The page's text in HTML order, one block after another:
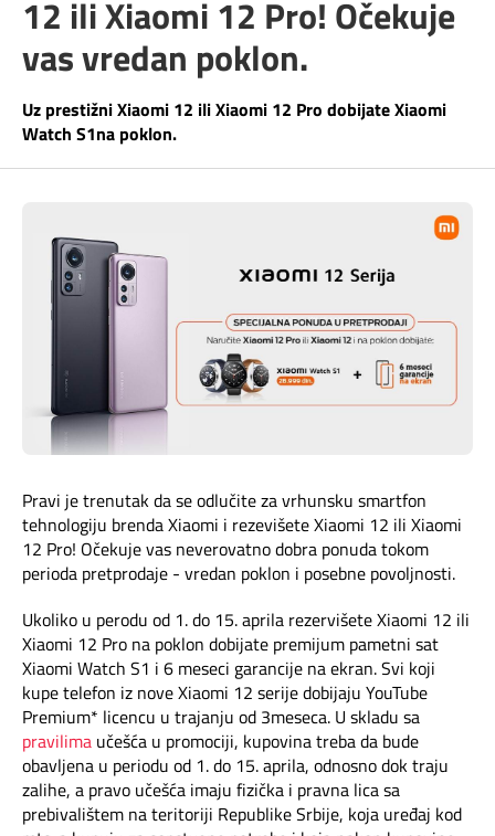
Pozivi ka inostranstvu
iris TV
Antena PLUS
Telefonski imenik
Samouslužni servisi
Dokumenta i uputstva
Kako do nas?
Rešavanje problema
Česta pitanja
Pokrivenost mreže
Mapa brzina
eRačun
Prilagođeno tebi
Putuj pametnije
12 ili Xiaomi 12 Pro! Očekuje
vas vredan poklon.
Uz prestižni Xiaomi 12 ili Xiaomi 12 Pro dobijate Xiaomi
Watch S1na poklon.
Pravi je trenutak da se odlučite za vrhunsku smartfon
tehnologiju brenda Xiaomi i rezevišete Xiaomi 12 ili Xiaomi
12 Pro! Očekuje vas neverovatno dobra ponuda tokom
perioda pretprodaje - vredan poklon i posebne povoljnosti.
Ukoliko u perodu od 1. do 15. aprila rezervišete Xiaomi 12 ili
Xiaomi 12 Pro na poklon dobijate premijum pametni sat
Xiaomi Watch S1 i 6 meseci garancije na ekran. Svi koji
kupe telefon iz nove Xiaomi 12 serije dobijaju YouTube
Premium* licencu u trajanju od 3meseca. U skladu sa
pravilima učešća u promociji, kupovina treba da bude
obavljena u periodu od 1. do 15. aprila, odnosno dok traju
zalihe, a pravo učešća imaju fizička i pravna lica sa
prebivalištem na teritoriji Republike Srbije, koja uređaj kod